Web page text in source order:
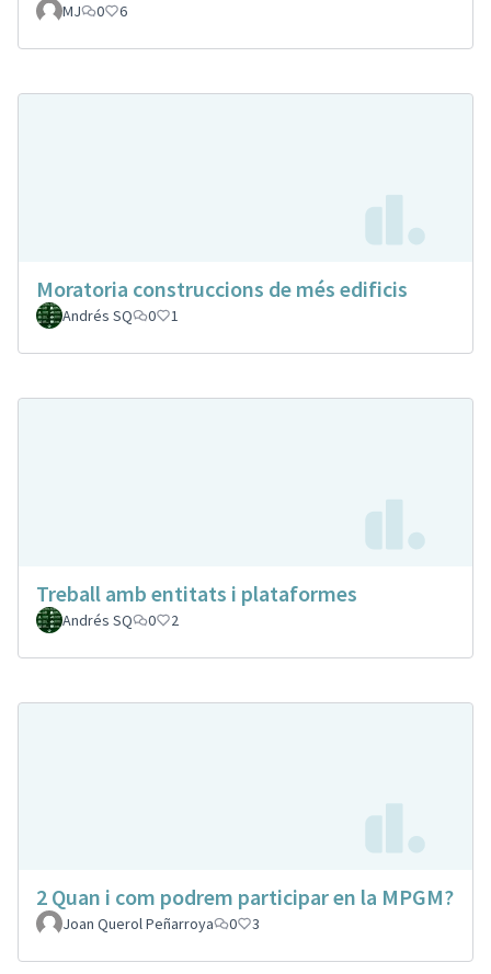
MJ 0 6
Moratoria construccions de més edificis
Andrés SQ 0 1
Treball amb entitats i plataformes
Andrés SQ 0 2
2 Quan i com podrem participar en la MPGM?
Joan Querol Peñarroya 0 3